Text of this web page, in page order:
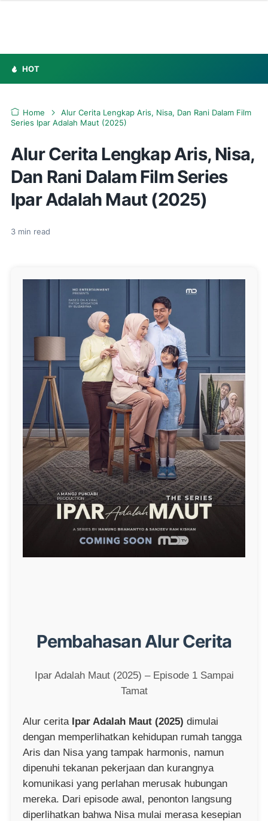
HOT
Home
Alur Cerita Lengkap Aris, Nisa, Dan Rani Dalam Film
Series Ipar Adalah Maut (2025)
Alur Cerita Lengkap Aris, Nisa,
Dan Rani Dalam Film Series
Ipar Adalah Maut (2025)
3 min read
Pembahasan Alur Cerita
Ipar Adalah Maut (2025) – Episode 1 Sampai
Tamat
Alur cerita Ipar Adalah Maut (2025) dimulai
dengan memperlihatkan kehidupan rumah tangga
Aris dan Nisa yang tampak harmonis, namun
dipenuhi tekanan pekerjaan dan kurangnya
komunikasi yang perlahan merusak hubungan
mereka. Dari episode awal, penonton langsung
diperlihatkan bahwa Nisa mulai merasa kesepian